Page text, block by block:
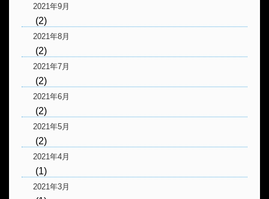
2021年9月
(2)
2021年8月
(2)
2021年7月
(2)
2021年6月
(2)
2021年5月
(2)
2021年4月
(1)
2021年3月